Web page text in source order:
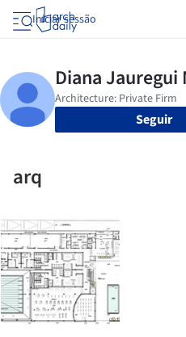
Iniciar sessão
Seguir
arq